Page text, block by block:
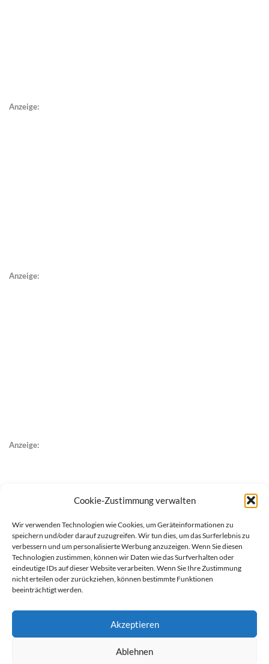
Cookie-Zustimmung verwalten
Wir verwenden Technologien wie Cookies, um Geräteinformationen zu
speichern und/oder darauf zuzugreifen. Wir tun dies, um das Surferlebnis zu
verbessern und um personalisierte Werbung anzuzeigen. Wenn Sie diesen
Technologien zustimmen, können wir Daten wie das Surfverhalten oder
eindeutige IDs auf dieser Website verarbeiten. Wenn Sie Ihre Zustimmung
nicht erteilen oder zurückziehen, können bestimmte Funktionen
beeinträchtigt werden.
Akzeptieren
Ablehnen
Anzeige:
Anzeige:
Anzeige: